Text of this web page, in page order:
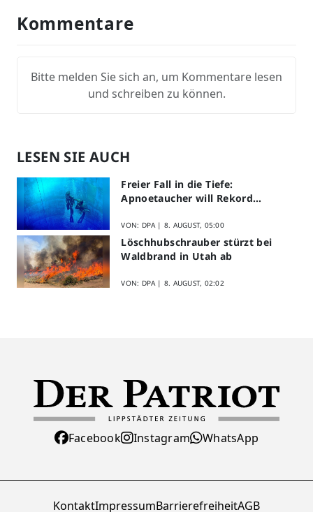
Kommentare
Bitte melden Sie sich an, um Kommentare lesen
und schreiben zu können.
LESEN SIE AUCH
Freier Fall in die Tiefe:
Apnoetaucher will Rekord
VON: DPA | 8. AUGUST, 05:00
Löschhubschrauber stürzt bei
Waldbrand in Utah ab
VON: DPA | 8. AUGUST, 02:02
Facebook Instagram WhatsApp
KontaktImpressumBarrierefreiheitAGB